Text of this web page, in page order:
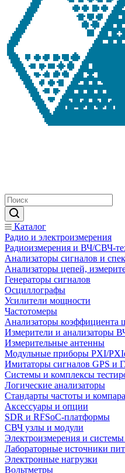
Каталог
Радио и электроизмерения
Радиоизмерения и ВЧ/СВЧ-
Анализаторы сигналов и
Анализаторы цепей,
Генераторы сигналов
Осциллографы
Усилители мощности
Частотомеры
Анализаторы коэффициента
Измерители и анализаторы
Измерительные антенны
Модульные приборы PXI/
Имитаторы сигналов GPS
Системы и комплексы
Логические анализаторы
Стандарты частоты и
Аксессуары и опции
SDR и RFSoC‑платформы
СВЧ узлы и модули
Электроизмерения и
Лабораторные источники
Электронные нагрузки
Вольтметры